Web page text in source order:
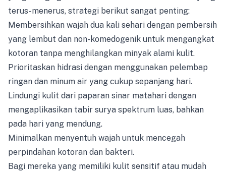
terus-menerus, strategi berikut sangat penting:
Membersihkan wajah dua kali sehari dengan pembersih
yang lembut dan non-komedogenik untuk mengangkat
kotoran tanpa menghilangkan minyak alami kulit.
Prioritaskan hidrasi dengan menggunakan pelembap
ringan dan minum air yang cukup sepanjang hari.
Lindungi kulit dari paparan sinar matahari dengan
mengaplikasikan tabir surya spektrum luas, bahkan
pada hari yang mendung.
Minimalkan menyentuh wajah untuk mencegah
perpindahan kotoran dan bakteri.
Bagi mereka yang memiliki kulit sensitif atau mudah